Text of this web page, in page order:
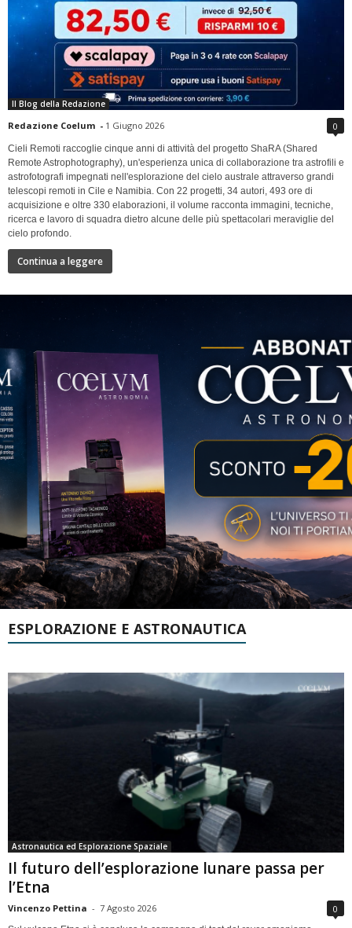
Il Blog della Redazione
Redazione Coelum - 1 Giugno 2026 0
Cieli Remoti raccoglie cinque anni di attività del progetto ShaRA (Shared
Remote Astrophotography), un'esperienza unica di collaborazione tra astrofili e
astrofotografi impegnati nell'esplorazione del cielo australe attraverso grandi
telescopi remoti in Cile e Namibia. Con 22 progetti, 34 autori, 493 ore di
acquisizione e oltre 330 elaborazioni, il volume racconta immagini, tecniche,
ricerca e lavoro di squadra dietro alcune delle più spettacolari meraviglie del
cielo profondo.
Continua a leggere
ESPLORAZIONE E ASTRONAUTICA
Astronautica ed Esplorazione Spaziale
Il futuro dell’esplorazione lunare passa per
l’Etna
Vincenzo Pettina - 7 Agosto 2026 0